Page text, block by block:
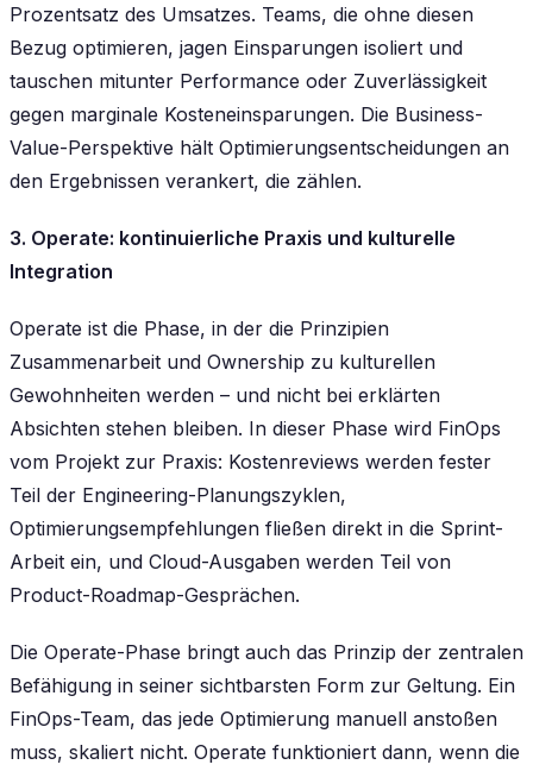
Prozentsatz des Umsatzes. Teams, die ohne diesen
Bezug optimieren, jagen Einsparungen isoliert und
tauschen mitunter Performance oder Zuverlässigkeit
gegen marginale Kosteneinsparungen. Die Business-
Value-Perspektive hält Optimierungsentscheidungen an
den Ergebnissen verankert, die zählen.
3. Operate: kontinuierliche Praxis und kulturelle
Integration
Operate ist die Phase, in der die Prinzipien
Zusammenarbeit und Ownership zu kulturellen
Gewohnheiten werden – und nicht bei erklärten
Absichten stehen bleiben. In dieser Phase wird FinOps
vom Projekt zur Praxis: Kostenreviews werden fester
Teil der Engineering-Planungszyklen,
Optimierungsempfehlungen fließen direkt in die Sprint-
Arbeit ein, und Cloud-Ausgaben werden Teil von
Product-Roadmap-Gesprächen.
Die Operate-Phase bringt auch das Prinzip der zentralen
Befähigung in seiner sichtbarsten Form zur Geltung. Ein
FinOps-Team, das jede Optimierung manuell anstoßen
muss, skaliert nicht. Operate funktioniert dann, wenn die